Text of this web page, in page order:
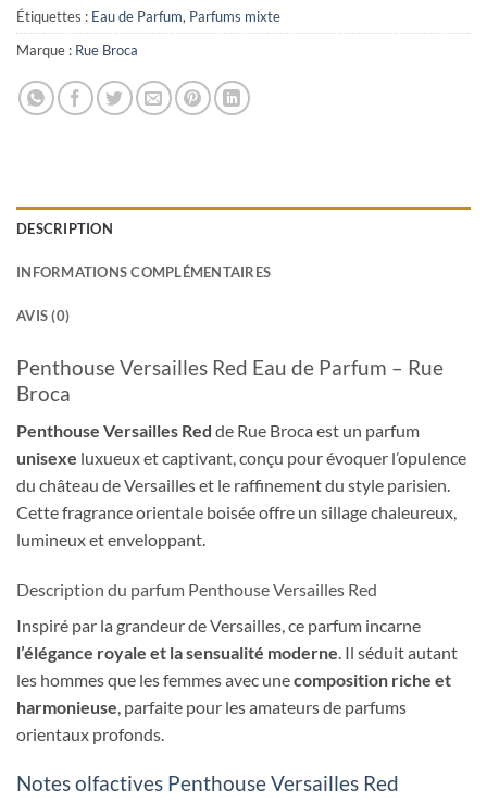
Étiquettes : Eau de Parfum, Parfums mixte
Marque : Rue Broca
DESCRIPTION
INFORMATIONS COMPLÉMENTAIRES
AVIS (0)
Penthouse Versailles Red Eau de Parfum – Rue
Broca
Penthouse Versailles Red de Rue Broca est un parfum
unisexe luxueux et captivant, conçu pour évoquer l’opulence
du château de Versailles et le raffinement du style parisien.
Cette fragrance orientale boisée offre un sillage chaleureux,
lumineux et enveloppant.
Description du parfum Penthouse Versailles Red
Inspiré par la grandeur de Versailles, ce parfum incarne
l’élégance royale et la sensualité moderne. Il séduit autant
les hommes que les femmes avec unecomposition riche et
harmonieuse, parfaite pour les amateurs de parfums
orientaux profonds.
Notes olfactives Penthouse Versailles Red